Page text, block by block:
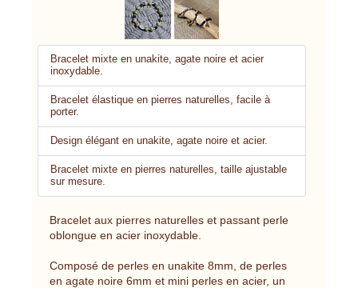
Bracelet mixte en unakite, agate noire et acier
inoxydable.
Bracelet élastique en pierres naturelles, facile à
porter.
Design élégant en unakite, agate noire et acier.
Bracelet mixte en pierres naturelles, taille ajustable
sur mesure.
Bracelet aux pierres naturelles et passant perle
oblongue en acier inoxydable.
Composé de perles en unakite 8mm, de perles
en agate noire 6mm et mini perles en acier, un